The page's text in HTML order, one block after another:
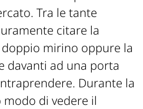
Tra le tante
citare la
mirino oppure la
davanti ad una porta
Durante la
di vedere il